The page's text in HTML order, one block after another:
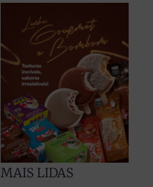
MAIS LIDAS